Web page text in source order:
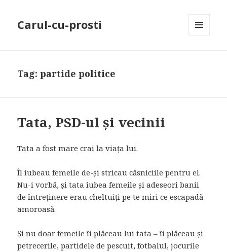
Carul-cu-prosti
Tag: partide politice
Tata, PSD-ul și vecinii
Tata a fost mare crai la viața lui.
Îl iubeau femeile de-și stricau căsniciile pentru el.
Nu-i vorbă, și tata iubea femeile și adeseori banii
de întreținere erau cheltuiți pe te miri ce escapadă
amoroasă.
Și nu doar femeile îi plăceau lui tata – îi plăceau și
petrecerile, partidele de pescuit, fotbalul, jocurile